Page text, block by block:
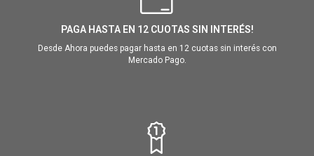
PAGA HASTA EN 12 CUOTAS SIN INTERÉS!
Desde Ahora puedes pagar hasta en 12 cuotas sin interés con
Mercado Pago.